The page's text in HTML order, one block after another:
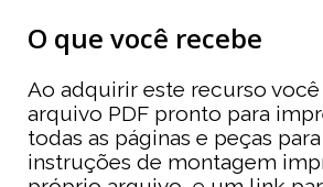
O que você recebe
Ao adquirir este recurso
arquivo PDF pronto para
todas as páginas e peças
instruções de montagem